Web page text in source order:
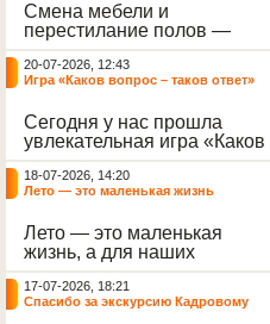
небывалый ажиотаж среди
воспитанников, превратив
тихие залы центра в арену
напряжённых поединков,
громких аплодисментов и
жарких обсуждений.
Смена мебели и
перестилание полов —
дело рук профессионалов.
А вот создание настоящего
домашнего уюта — задача
этой неделе ребята взяли
инициативу в свои руки и
устроили масштабную
генеральную уборку
жилого корпуса.
20-07-2026, 12:43
Игра «Каков вопрос – таков ответ»
Сегодня у нас прошла
увлекательная игра «Каков
вопрос – таков ответ»,
которая собрала самых
любознательных
игры выступил наш
воспитанник - Константин
Н., который по праву носит
звание самого читающего
и эрудированного
18-07-2026, 14:20
Лето — это маленькая жизнь
Лето — это маленькая
жизнь, а для наших
воспитанниц оно
наполнено открытиями. В
один из теплых дней мы
17-07-2026, 18:21
Спасибо за экскурсию Кадровому